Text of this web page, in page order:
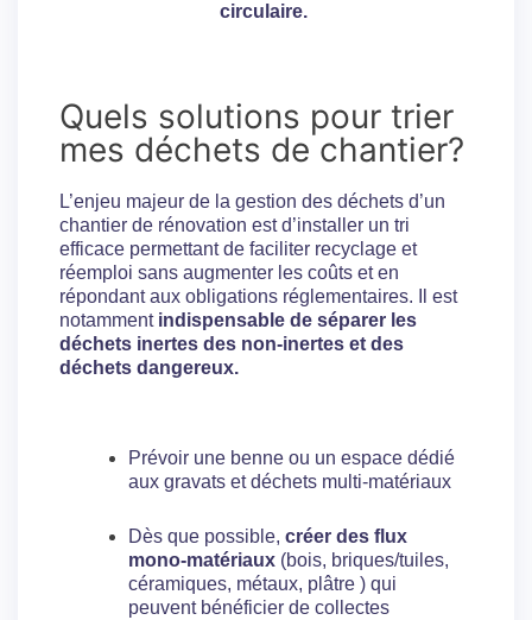
circulaire.
Quels solutions pour trier
mes déchets de chantier?
L’enjeu majeur de la gestion des déchets d’un
chantier de rénovation est d’installer un tri
efficace permettant de faciliter recyclage et
réemploi sans augmenter les coûts et en
répondant aux obligations réglementaires.
Il est
notamment indispensable de séparer les
déchets inertes des non-inertes et des
déchets dangereux.
Prévoir une benne ou un espace dédié
aux gravats et déchets multi-matériaux
Dès que possible, créer des flux
mono-matériaux (bois, briques/tuiles,
céramiques, métaux, plâtre ) qui
peuvent bénéficier de collectes